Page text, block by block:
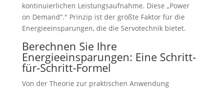
kontinuierlichen Leistungsaufnahme. Diese „Power
on Demand“." Prinzip ist der größte Faktor für die
Energieeinsparungen, die die Servotechnik bietet.
Berechnen Sie Ihre
Energieeinsparungen: Eine Schritt-
für-Schritt-Formel
Von der Theorie zur praktischen Anwendung